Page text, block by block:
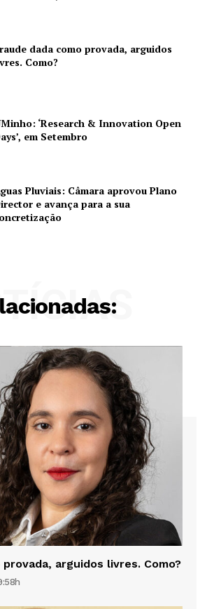
dada como provada, arguidos
Como?
‘Research & Innovation Open
em Setembro
Pluviais: Câmara aprovou Plano
e avança para a sua
arguidos livres. Como?